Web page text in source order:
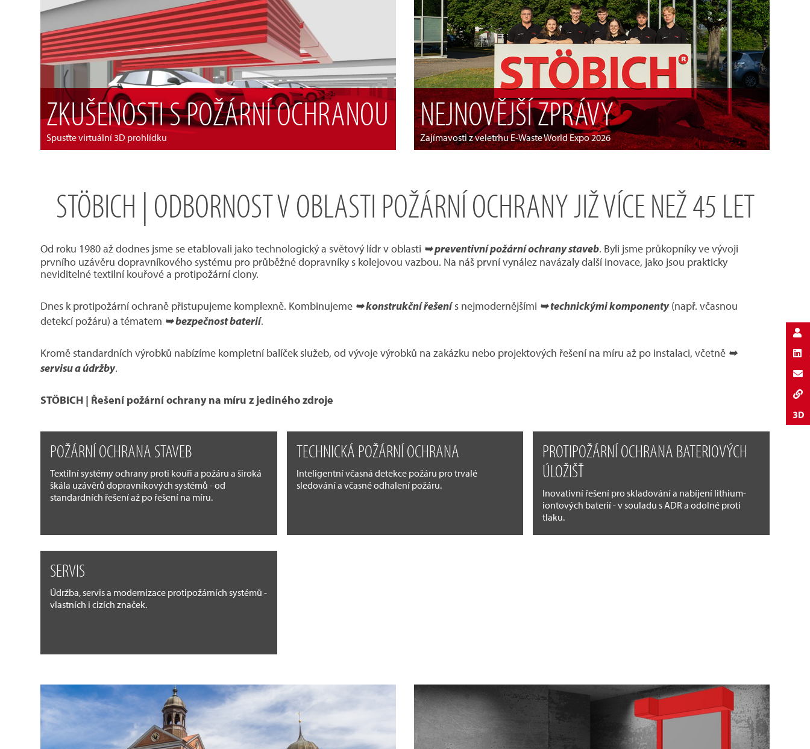
ZKUŠENOSTI S POŽÁRNÍ OCHRANOU
Spusťte virtuální 3D prohlídku
NEJNOVĚJŠÍ ZPRÁVY
Zajímavosti z veletrhu E-Waste World Expo 2026
STÖBICH | ODBORNOST V OBLASTI POŽÁRNÍ OCHRANY JIŽ VÍCE NEŽ 45 LET
Od roku 1980 až dodnes jsme se etablovali jako technologický a světový lídr v oblasti ➥ preventivní požární ochrany staveb. Byli jsme průkopníky ve vývoji
prvního uzávěru dopravníkového systému pro průběžné dopravníky s kolejovou vazbou. Na náš první vynález navázaly další inovace, jako jsou prakticky
neviditelné textilní kouřové a protipožární clony.
Dnes k protipožární ochraně přistupujeme komplexně. Kombinujeme ➥ konstrukční řešenís nejmodernějšími ➥ technickými komponenty(např. včasnou
detekcí požáru) a tématem ➥ bezpečnost baterií.
Kromě standardních výrobků nabízíme kompletní balíček služeb, od vývoje výrobků na zakázku nebo projektových řešení na míru až po instalaci, včetně ➥
servisu a údržby.
STÖBICH | Řešení požární ochrany na míru z jediného zdroje
POŽÁRNÍ OCHRANA STAVEB
Textilní systémy ochrany proti kouři a požáru a široká
škála uzávěrů dopravníkových systémů - od
standardních řešení až po řešení na míru.
TECHNICKÁ POŽÁRNÍ OCHRANA
Inteligentní včasná detekce požáru pro trvalé
sledování a včasné odhalení požáru.
PROTIPOŽÁRNÍ OCHRANA BATERIOVÝCH
ÚLOŽIŠŤ
Inovativní řešení pro skladování a nabíjení lithium-
iontových baterií - v souladu s ADR a odolné proti
tlaku.
SERVIS
Údržba, servis a modernizace protipožárních systémů -
vlastních i cizích značek.